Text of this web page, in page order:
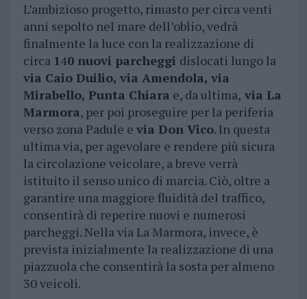
L’ambizioso progetto, rimasto per circa venti
anni sepolto nel mare dell’oblio, vedrà
finalmente la luce con la realizzazione di
circa 140 nuovi parcheggi dislocati lungo la
via Caio Duilio, via Amendola, via
Mirabello, Punta Chiara e, da ultima, via La
Marmora, per poi proseguire per la periferia
verso zona Padule e via Don Vico. In questa
ultima via, per agevolare e rendere più sicura
la circolazione veicolare, a breve verrà
istituito il senso unico di marcia. Ciò, oltre a
garantire una maggiore fluidità del traffico,
consentirà di reperire nuovi e numerosi
parcheggi. Nella via La Marmora, invece, è
prevista inizialmente la realizzazione di una
piazzuola che consentirà la sosta per almeno
30 veicoli.